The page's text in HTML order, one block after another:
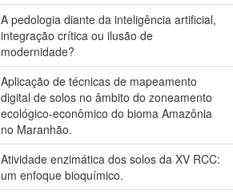
A pedologia diante da inteligência artificial,
integração crítica ou ilusão de
modernidade?
Aplicação de técnicas de mapeamento
digital de solos no âmbito do zoneamento
ecológico-econômico do bioma Amazônia
no Maranhão.
Atividade enzimática dos solos da XV RCC:
um enfoque bioquímico.